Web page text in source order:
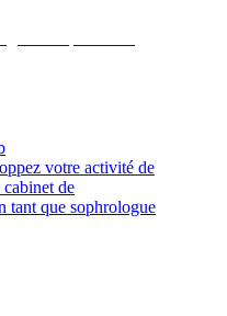
votre activité de
de
tant que sophrologue